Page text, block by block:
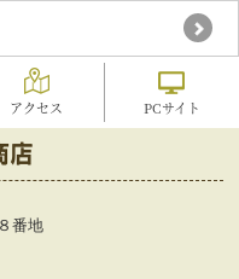
アクセス PCサイト
番地